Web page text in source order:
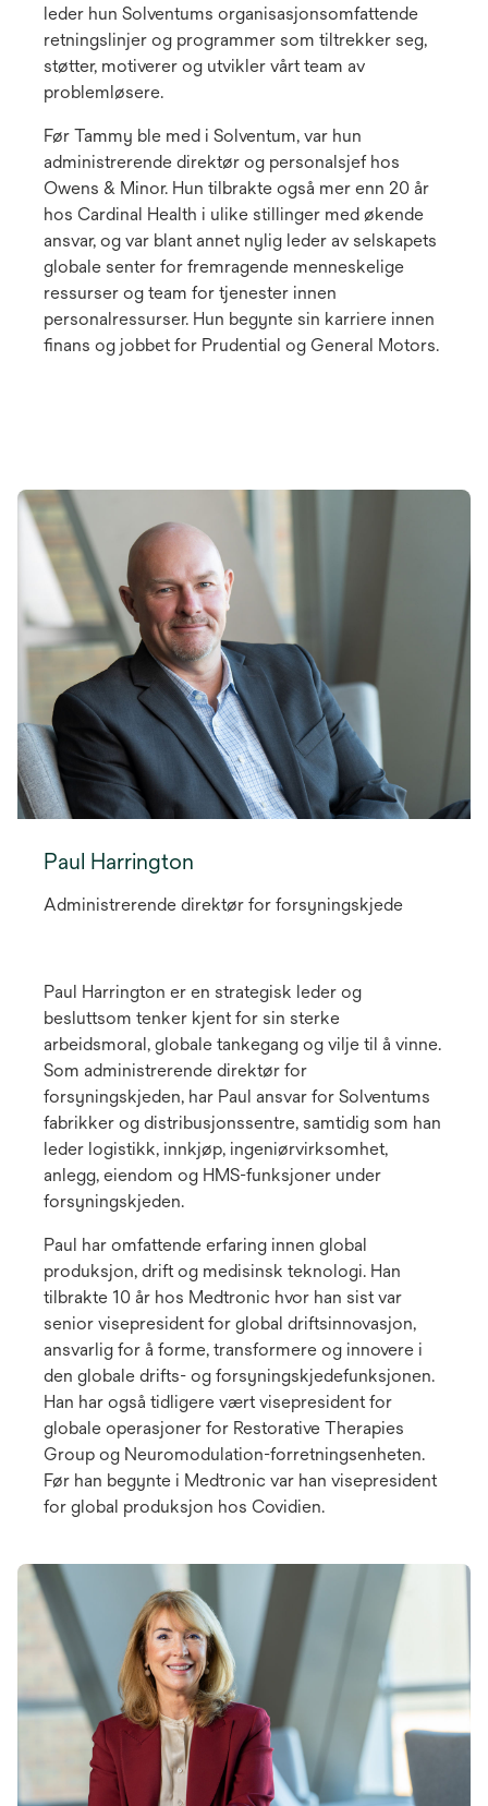
leder hun Solventums organisasjonsomfattende
retningslinjer og programmer som tiltrekker seg,
støtter, motiverer og utvikler vårt team av
problemløsere.
Før Tammy ble med i Solventum, var hun
administrerende direktør og personalsjef hos
Owens & Minor. Hun tilbrakte også mer enn 20 år
hos Cardinal Health i ulike stillinger med økende
ansvar, og var blant annet nylig leder av selskapets
globale senter for fremragende menneskelige
ressurser og team for tjenester innen
personalressurser. Hun begynte sin karriere innen
finans og jobbet for Prudential og General Motors.
Paul Harrington
Administrerende direktør for forsyningskjede
Paul Harrington er en strategisk leder og
besluttsom tenker kjent for sin sterke
arbeidsmoral, globale tankegang og vilje til å vinne.
Som administrerende direktør for
forsyningskjeden, har Paul ansvar for Solventums
fabrikker og distribusjonssentre, samtidig som han
leder logistikk, innkjøp, ingeniørvirksomhet,
anlegg, eiendom og HMS-funksjoner under
forsyningskjeden.
Paul har omfattende erfaring innen global
produksjon, drift og medisinsk teknologi. Han
tilbrakte 10 år hos Medtronic hvor han sist var
senior visepresident for global driftsinnovasjon,
ansvarlig for å forme, transformere og innovere i
den globale drifts- og forsyningskjedefunksjonen.
Han har også tidligere vært visepresident for
globale operasjoner for Restorative Therapies
Group og Neuromodulation-forretningsenheten.
Før han begynte i Medtronic var han visepresident
for global produksjon hos Covidien.